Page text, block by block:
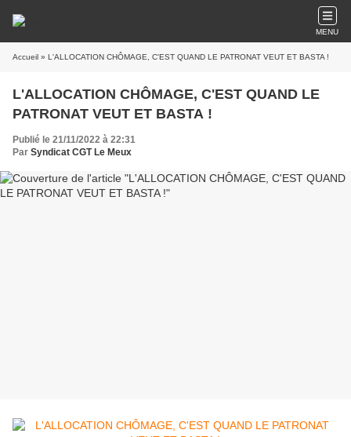
MENU
Accueil » L'ALLOCATION CHÔMAGE, C'EST QUAND LE PATRONAT VEUT ET BASTA !
L'ALLOCATION CHÔMAGE, C'EST QUAND LE
PATRONAT VEUT ET BASTA !
Publié le 21/11/2022 à 22:31
Par Syndicat CGT Le Meux